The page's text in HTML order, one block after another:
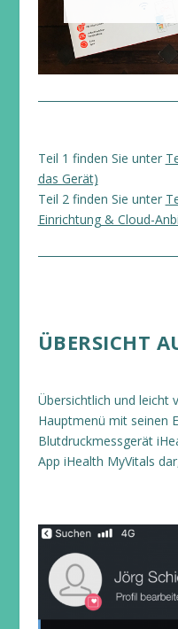
Teil 1 finden Sie unter
das Gerät)
Teil 2 finden Sie unter
Einrichtung & Cloud-
ÜBERSICHT
Übersichtlich und leicht
Hauptmenü mit seinen
Blutdruckmessgerät
App iHealth MyVitals